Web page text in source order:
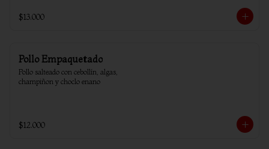
$13.000
Pollo Empaquetado
Pollo salteado con cebollín, algas,
champiñon y choclo enano
$12.000